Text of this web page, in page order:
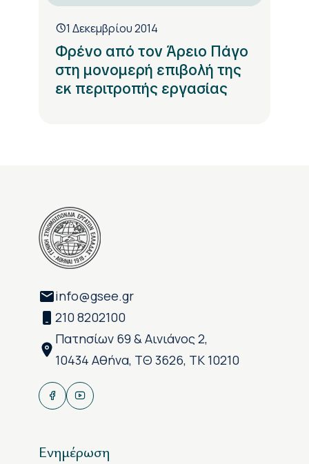
1 Δεκεμβρίου 2014
Φρένο από τον Άρειο Πάγο
στη μονομερή επιβολή της
εκ περιτροπής εργασίας
info@gsee.gr
210 8202100
Πατησίων 69 & Αινιάνος 2,
10434 Αθήνα, ΤΘ 3626, ΤΚ 10210
Ενημέρωση